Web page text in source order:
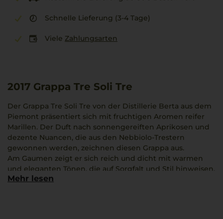
Schnelle Lieferung (3-4 Tage)
Viele Zahlungsarten
2017 Grappa Tre Soli Tre
Der Grappa Tre Soli Tre von der Distillerie Berta aus dem
Piemont präsentiert sich mit fruchtigen Aromen reifer
Marillen. Der Duft nach sonnengereiften Aprikosen und
dezente Nuancen, die aus den Nebbiolo-Trestern
gewonnen werden, zeichnen diesen Grappa aus.
Am Gaumen zeigt er sich reich und dicht mit warmen
und eleganten Tönen, die auf Sorgfalt und Stil hinweisen.
In der 0,7-Liter-Flasche vereinen sich Kraft und regionale
Mehr lesen